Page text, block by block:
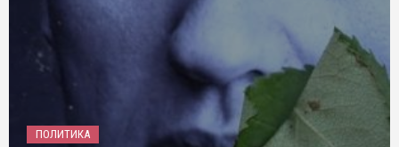
ПОЛИТИКА